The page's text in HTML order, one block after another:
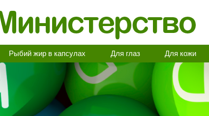
Рыбий жир в капсулах Для глаз Для кожи